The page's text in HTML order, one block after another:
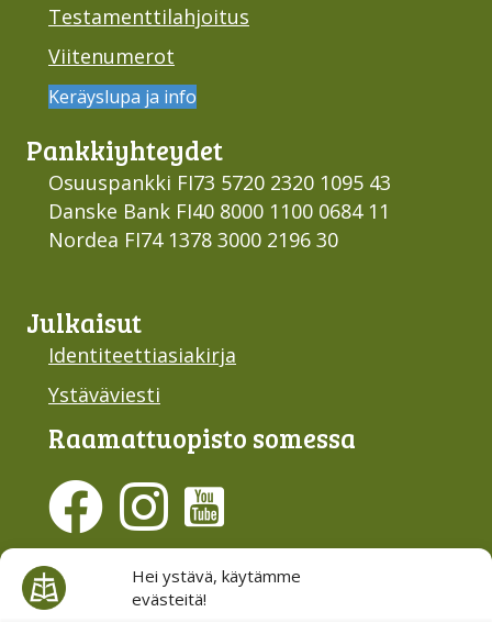
Hei ystävä, käytämme
evästeitä!
Testamenttilahjoitus
Viitenumerot
Keräyslupa ja info
Pankki­yhteydet
Osuuspankki FI73 5720 2320 1095 43
Danske Bank FI40 8000 1100 0684 11
Nordea FI74 1378 3000 2196 30
Julkaisut
Identiteettiasiakirja
Ystäväviesti
Raamattu­opisto somessa
Evästesuostumus
Hallinnoi evästeitä